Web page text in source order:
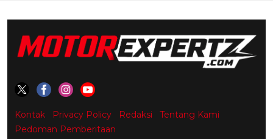
Kontak Privacy Policy Redaksi
Tentang Kami
Pedoman Pemberitaan